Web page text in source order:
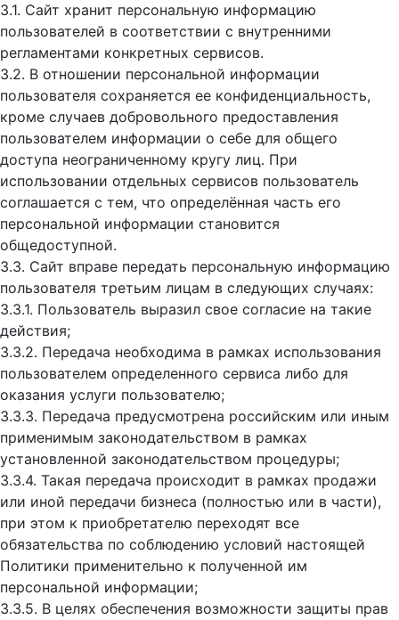
3.1. Сайт хранит персональную информацию
пользователей в соответствии с внутренними
регламентами конкретных сервисов.
3.2. В отношении персональной информации
пользователя сохраняется ее конфиденциальность,
кроме случаев добровольного предоставления
пользователем информации о себе для общего
доступа неограниченному кругу лиц. При
использовании отдельных сервисов пользователь
соглашается с тем, что определённая часть его
персональной информации становится
общедоступной.
3.3. Сайт вправе передать персональную информацию
пользователя третьим лицам в следующих случаях:
3.3.1. Пользователь выразил свое согласие на такие
действия;
3.3.2. Передача необходима в рамках использования
пользователем определенного сервиса либо для
оказания услуги пользователю;
3.3.3. Передача предусмотрена российским или иным
применимым законодательством в рамках
установленной законодательством процедуры;
3.3.4. Такая передача происходит в рамках продажи
или иной передачи бизнеса (полностью или в части),
при этом к приобретателю переходят все
обязательства по соблюдению условий настоящей
Политики применительно к полученной им
персональной информации;
3.3.5. В целях обеспечения возможности защиты прав